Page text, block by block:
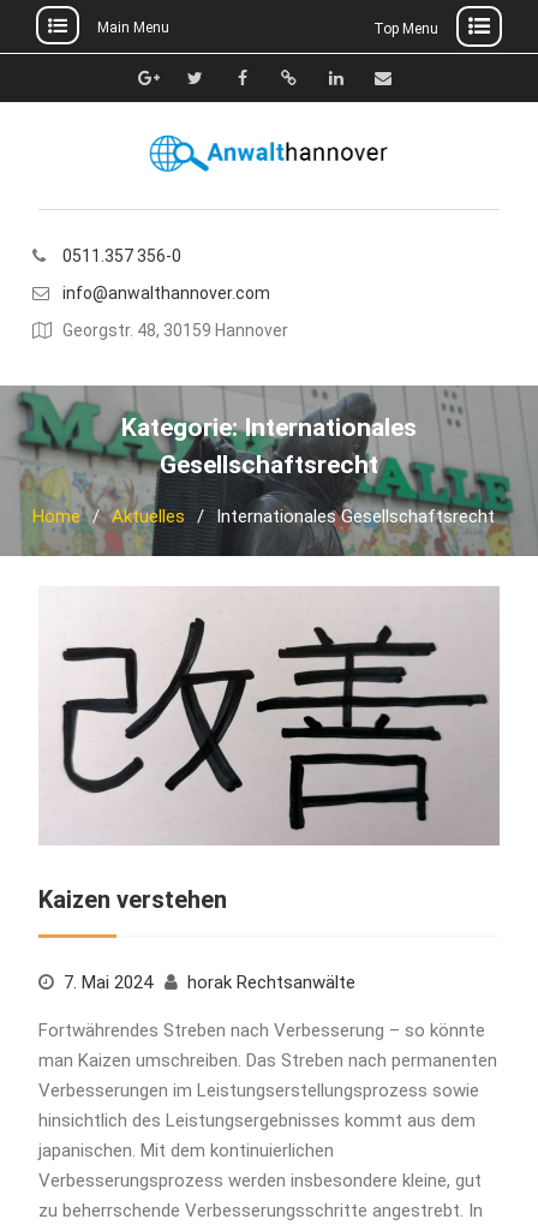
to
Main Menu Top Menu
Google+TwitterFacebook
Xing Linkedin
E-
0511.357 356-0
info@anwalthannover.com
Georgstr. 48, 30159 Hannover
Kategorie:Internationales
Gesellschaftsrecht
Home Aktuelles Internationales Gesellschaftsrecht
Kaizen verstehen
7. Mai 2024 horak Rechtsanwälte
Fortwährendes Streben nach Verbesserung – so könnte
man Kaizen umschreiben. Das Streben nach permanenten
Verbesserungen im Leistungserstellungsprozess sowie
hinsichtlich des Leistungsergebnisses kommt aus dem
japanischen. Mit dem kontinuierlichen
Verbesserungsprozess werden insbesondere kleine, gut
zu beherrschende Verbesserungsschritte angestrebt. In